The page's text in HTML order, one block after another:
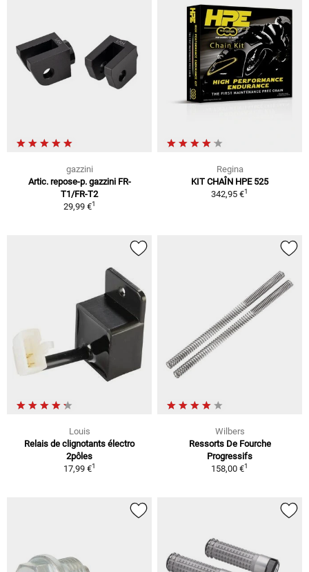
gazzini
Artic. repose-p. gazzini FR-
T1/FR-T2
29,99 €1
Regina
KIT CHAÎN HPE 525
342,95 €1
Louis
Relais de clignotants électro
2pôles
17,99 €1
Wilbers
Ressorts De Fourche
Progressifs
158,00 €1